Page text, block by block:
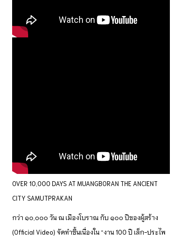
OVER 10,000 DAYS AT MUANGBORAN THE ANCIENT
CITY SAMUTPRAKAN
กว่า ๑๐,๐๐๐ วัน ณ เมืองโบราณ กับ ๑๐๐ ปีของผู้สร้าง
(Official Video) จัดทำขึ้นเนื่องใน “งาน 100 ปี เล็ก-ประไพ